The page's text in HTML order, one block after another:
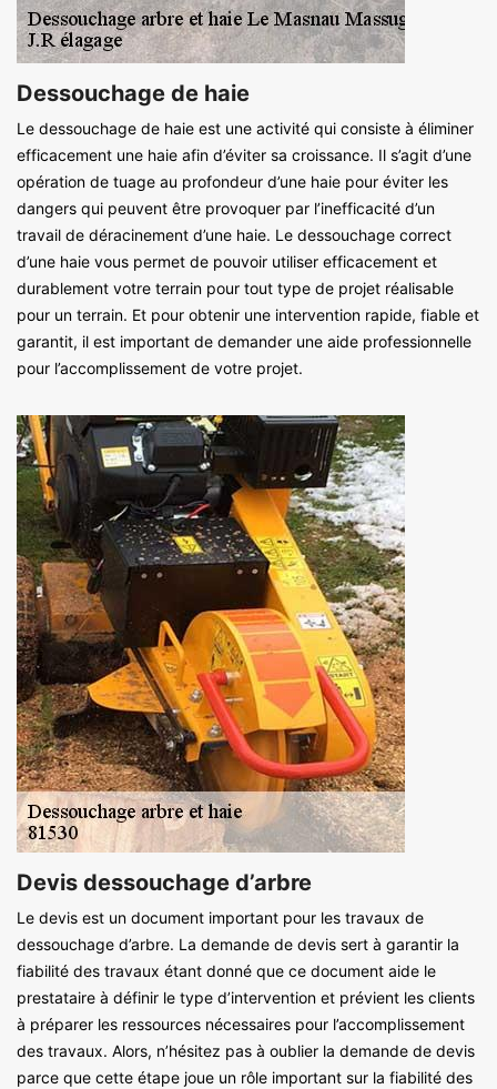
Dessouchage de haie
Le dessouchage de haie est une activité qui consiste à éliminer
efficacement une haie afin d’éviter sa croissance. Il s’agit d’une
opération de tuage au profondeur d’une haie pour éviter les
dangers qui peuvent être provoquer par l’inefficacité d’un
travail de déracinement d’une haie. Le dessouchage correct
d’une haie vous permet de pouvoir utiliser efficacement et
durablement votre terrain pour tout type de projet réalisable
pour un terrain. Et pour obtenir une intervention rapide, fiable et
garantit, il est important de demander une aide professionnelle
pour l’accomplissement de votre projet.
Devis dessouchage d’arbre
Le devis est un document important pour les travaux de
dessouchage d’arbre. La demande de devis sert à garantir la
fiabilité des travaux étant donné que ce document aide le
prestataire à définir le type d’intervention et prévient les clients
à préparer les ressources nécessaires pour l’accomplissement
des travaux. Alors, n’hésitez pas à oublier la demande de devis
parce que cette étape joue un rôle important sur la fiabilité des